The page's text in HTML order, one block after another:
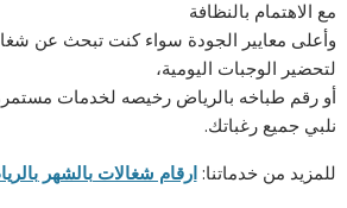
مع الاهتمام بالنظافة
وأعلى معايير الجودة سواء كنت تبحث عن
لتحضير الوجبات اليومية،
أو رقم طباخه بالرياض رخيصه لخدمات مستمرة
نلبي جميع رغباتك.
للمزيد من خدماتنا:ارقام شغالات بالشهر